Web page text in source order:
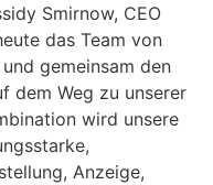
Smirnow, CEO
das Team von
gemeinsam den
dem Weg zu unserer
wird unsere
Anzeige,